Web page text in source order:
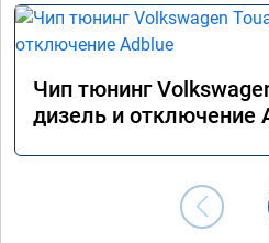
Чип тюнинг
дизель и отключение